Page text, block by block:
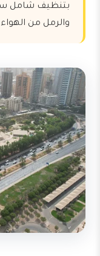
بتنظيف شامل
والرمل من